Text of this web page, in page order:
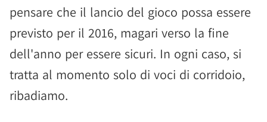
pensare che il lancio del gioco possa essere
previsto per il 2016, magari verso la fine
dell'anno per essere sicuri. In ogni caso, si
tratta al momento solo di voci di corridoio,
ribadiamo.